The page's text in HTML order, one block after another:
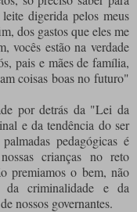
digerida pelos meus
dos gastos que eles me
vocês estão na verdade
pais e mães de família,
coisas boas no futuro"
por detrás da "Lei da
e da tendência do ser
pedagógicas é
crianças no reto
premiamos o bem, não
da criminalidade e da
nossos governantes.